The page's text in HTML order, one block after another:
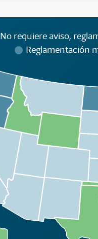
No requiere aviso,
Reglamentación